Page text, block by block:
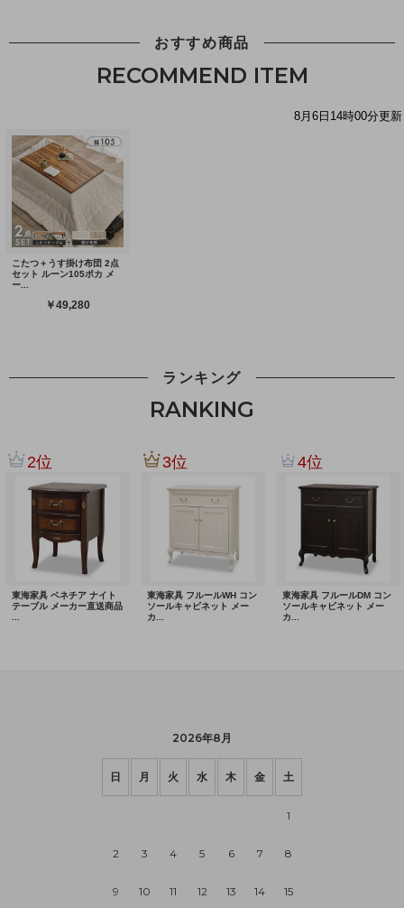
おすすめ商品
RECOMMEND ITEM
ランキング
RANKING
2026年8月
日 月 火 水 木 金 土
1
2 3 4 5 6 7 8
9 10 11 12 13 14 15